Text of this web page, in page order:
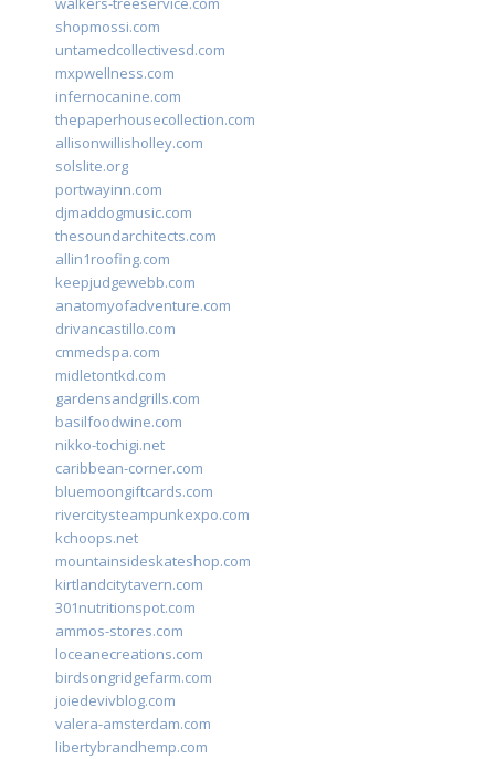
shopmossi.com
untamedcollectivesd.com
mxpwellness.com
infernocanine.com
thepaperhousecollection.com
allisonwillisholley.com
solslite.org
portwayinn.com
djmaddogmusic.com
thesoundarchitects.com
allin1roofing.com
keepjudgewebb.com
anatomyofadventure.com
drivancastillo.com
cmmedspa.com
midletontkd.com
gardensandgrills.com
basilfoodwine.com
nikko-tochigi.net
caribbean-corner.com
bluemoongiftcards.com
rivercitysteampunkexpo.com
kchoops.net
mountainsideskateshop.com
kirtlandcitytavern.com
301nutritionspot.com
ammos-stores.com
loceanecreations.com
birdsongridgefarm.com
joiedevivblog.com
valera-amsterdam.com
libertybrandhemp.com